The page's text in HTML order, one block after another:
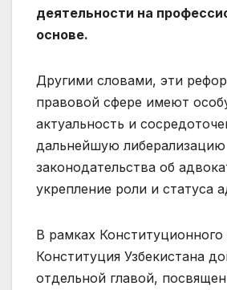
деятельности на
основе.
Другими словами, эти
правовой сфере имеют
актуальность и
дальнейшую либерализацию
законодательства об
укрепление роли и статуса
В рамках Конституционного
Конституция Узбекистана
отдельной главой,